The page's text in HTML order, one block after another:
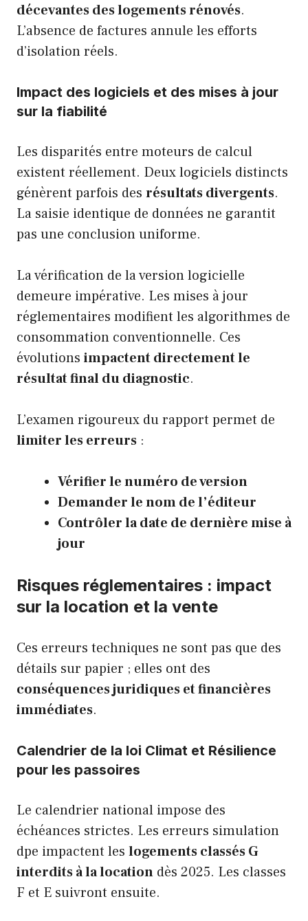
décevantes des logements rénovés.
L’absence de factures annule les efforts
d’isolation réels.
Impact des logiciels et des mises à jour
sur la fiabilité
Les disparités entre moteurs de calcul
existent réellement. Deux logiciels distincts
génèrent parfois des résultats divergents.
La saisie identique de données ne garantit
pas une conclusion uniforme.
La vérification de la version logicielle
demeure impérative. Les mises à jour
réglementaires modifient les algorithmes de
consommation conventionnelle. Ces
évolutions impactent directement le
résultat final du diagnostic.
L’examen rigoureux du rapport permet de
limiter les erreurs :
Vérifier le numéro de version
Demander le nom de l’éditeur
Contrôler la date de dernière mise à
jour
Risques réglementaires : impact
sur la location et la vente
Ces erreurs techniques ne sont pas que des
détails sur papier ; elles ont des
conséquences juridiques et financières
immédiates.
Calendrier de la loi Climat et Résilience
pour les passoires
Le calendrier national impose des
échéances strictes. Les erreurs simulation
dpe impactent les logements classés G
interdits à la location dès 2025. Les classes
F et E suivront ensuite.